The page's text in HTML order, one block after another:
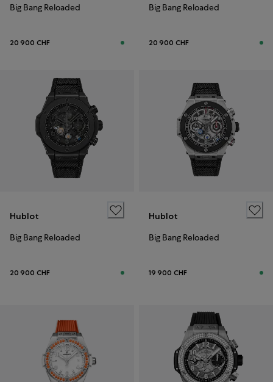
Big Bang Reloaded
20 900 CHF
Big Bang Reloaded
20 900 CHF
Hublot
Big Bang Reloaded
20 900 CHF
Hublot
Big Bang Reloaded
19 900 CHF